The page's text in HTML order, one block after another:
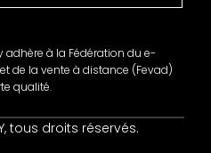
adhère à la Fédération du e-
de la vente à distance (Fevad)
qualité.
tous droits réservés.